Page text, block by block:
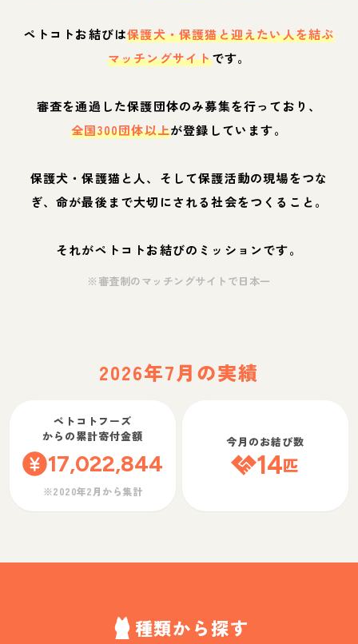
ペトコトお結びは保護犬・保護猫と迎えたい人を結ぶ
マッチングサイトです。
審査を通過した保護団体のみ募集を行っており、
全国300団体以上が登録しています。
保護犬・保護猫と人、そして保護活動の現場をつな
ぎ、命が最後まで大切にされる社会をつくること。
それがペトコトお結びのミッションです。
※審査制のマッチングサイトで日本一
2026年7月の実績
ペトコトフーズ
からの累計寄付金額
17,022,844
※2020年2月から集計
今月のお結び数
14匹
種類から探す